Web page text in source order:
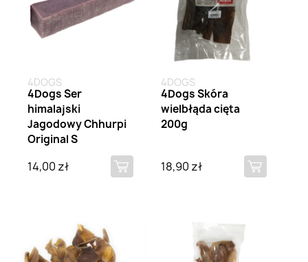
4DOGS
4Dogs Ser
himalajski
Jagodowy Chhurpi
Original S
14,00 zł
4DOGS
4Dogs Skóra
wielbłąda cięta
200g
18,90 zł
Brak na stanie